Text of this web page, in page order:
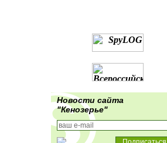
Новости сайта
"Кенозерье"